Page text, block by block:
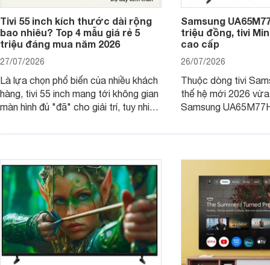
Tivi 55 inch kích thước dài rộng
bao nhiêu? Top 4 mẫu giá rẻ 5
triệu đáng mua năm 2026
27/07/2026
Là lựa chọn phổ biến của nhiều khách
hàng, tivi 55 inch mang tới không gian
màn hình đủ "đã" cho giải trí, tuy nhiên
dùng cho phòng bao nhiêu m2?
Samsung
triệu đồng, tivi
cao cấp
26/07/2026
Thuộc dòng tivi
thế hệ mới 2026
Samsung